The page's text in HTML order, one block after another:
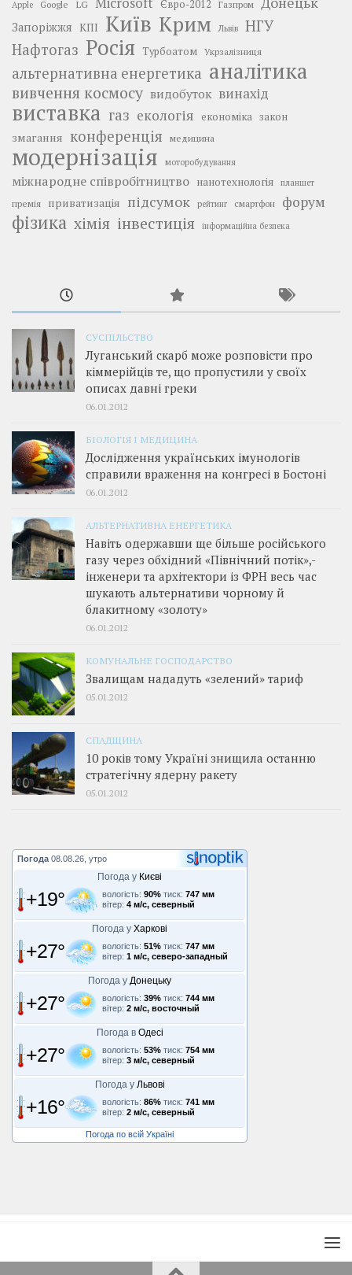
Apple Google LG Євро-2012 Газпром
Запоріжжя КПІ Київ Крим Львів
НГУ
Нафтогаз Росія Турбоатом Укрзалізниця
альтернативна енергетика аналітика
вивчення космосу видобуток винахід
виставка газ екологія економіка закон
змагання конференція медицина
модернізація моторобудування
міжнародне співробітництво нанотехнологія планшет
премія приватизація підсумок рейтинг смартфон форум
фізика хімія інвестиція інформаційна безпека
СУСПІЛЬСТВО
Луганський скарб може розповісти про
кіммерійців те, що пропустили у своїх
описах давні греки
06.01.2012
БІОЛОГІЯ І МЕДИЦИНА
Дослідження українських імунологів
справили враження на конгресі в Бостоні
06.01.2012
АЛЬТЕРНАТИВНА ЕНЕРГЕТИКА
Навіть одержавши ще більше російського
газу через обхідний «Північний потік»,­
інженери та архітектори із ФРН весь час
шукають альтернативи чорному й
блакитному «золоту»
06.01.2012
КОМУНАЛЬНЕ ГОСПОДАРСТВО
Звалищам нададуть «зелений» тариф
05.01.2012
СПАДЩИНА
10 років тому Україні знищила останню
стратегічну ядерну ракету
05.01.2012
Погода 08.08.26, утро
Погода у Києві
+19° вологість: 90% тиск: 747 мм
вітер: 4 м/с, северный
Погода у Харкові
+27° вологість: 51% тиск: 747 мм
вітер: 1 м/с, северо-западный
Погода у Донецьку
+27° вологість: 39% тиск: 744 мм
вітер: 2 м/с, восточный
Погода в Одесі
+27° вологість: 53% тиск: 754 мм
вітер: 3 м/с, северный
Погода у Львові
+16° вологість: 86% тиск: 741 мм
вітер: 2 м/с, северный
Погода по всій Україні